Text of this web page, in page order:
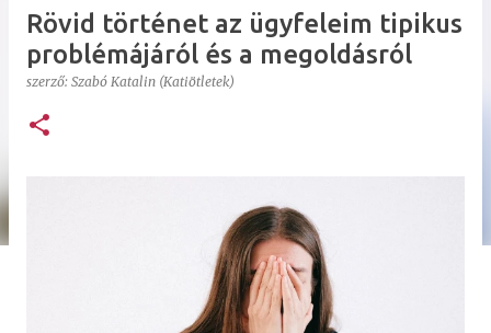
Rövid történet az ügyfeleim tipikus
problémájáról és a megoldásról
szerző: Szabó Katalin (Katiötletek)